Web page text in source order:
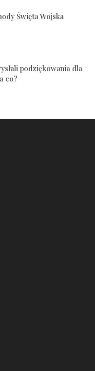
Święta Wojska
podziękowania dla
co?